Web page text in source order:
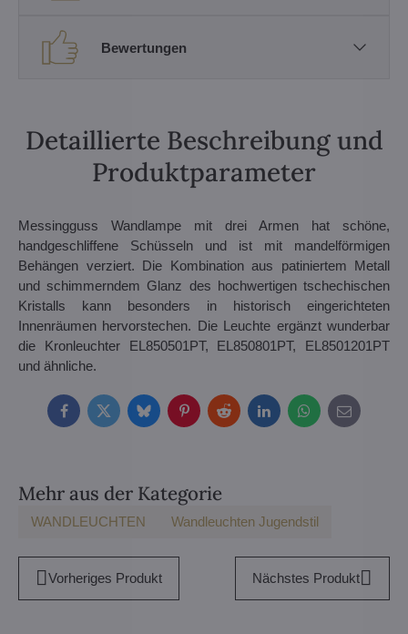
Bewertungen
Detaillierte Beschreibung und
Produktparameter
Messingguss Wandlampe mit drei Armen hat schöne,
handgeschliffene Schüsseln und ist mit mandelförmigen
Behängen verziert. Die Kombination aus patiniertem Metall
und schimmerndem Glanz des hochwertigen tschechischen
Kristalls kann besonders in historisch eingerichteten
Innenräumen hervorstechen. Die Leuchte ergänzt wunderbar
die Kronleuchter EL850501PT, EL850801PT, EL8501201PT
und ähnliche.
FacebookTwitterBlueskyPinterestRedditLinkedInWhatsApp
E-
mail
Mehr aus der Kategorie
WANDLEUCHTEN Wandleuchten Jugendstil
Vorheriges Produkt Nächstes Produkt